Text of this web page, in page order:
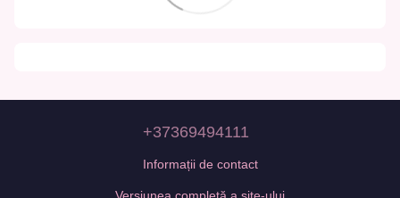
+37369494111
Informații de contact